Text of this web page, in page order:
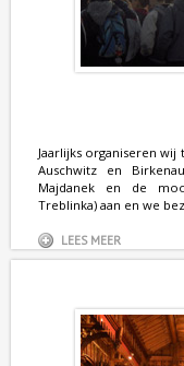
Jaarlijks organiseren
Auschwitz en
Majdanek en de
Treblinka) aan en we
LEES MEER